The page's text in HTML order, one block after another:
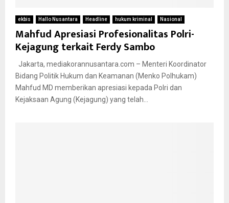
ekbis Hallo Nusantara Headline hukum kriminal Nasional
Mahfud Apresiasi Profesionalitas Polri-
Kejagung terkait Ferdy Sambo
Jakarta, mediakorannusantara.com – Menteri Koordinator
Bidang Politik Hukum dan Keamanan (Menko Polhukam)
Mahfud MD memberikan apresiasi kepada Polri dan
Kejaksaan Agung (Kejagung) yang telah...